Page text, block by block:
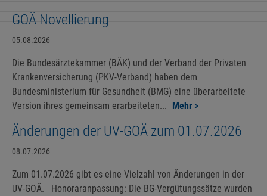
GOÄ Novellierung
05.08.2026
Die Bundesärztekammer (BÄK) und der Verband der Privaten
Krankenversicherung (PKV-Verband) haben dem
Bundesministerium für Gesundheit (BMG) eine überarbeitete
Version ihres gemeinsam erarbeiteten... Mehr >
Änderungen der UV-GOÄ zum 01.07.2026
08.07.2026
Zum 01.07.2026 gibt es eine Vielzahl von Änderungen in der
UV-GOÄ. Honoraranpassung: Die BG-Vergütungssätze wurden